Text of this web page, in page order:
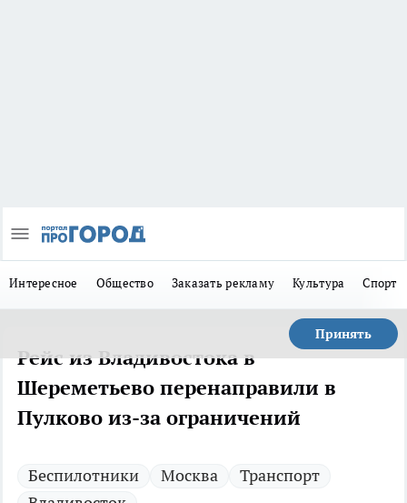
Интересное Общество Заказать рекламу Культура Спорт
Принять
Рейс из Владивостока в
Шереметьево перенаправили в
Пулково из-за ограничений
Беспилотники Москва
Транспорт